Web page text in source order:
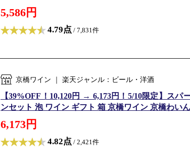
5,586円
4.79点 / 7,831件
京橋ワイン ｜ 楽天ジャンル：ビール・洋酒
【39%OFF！10,120円 → 6,173円！5/10限定】ス
ンセット 泡 ワイン ギフト 箱 京橋ワイン 京橋わい
6,173円
4.82点 / 2,421件